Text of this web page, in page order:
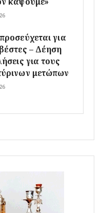
για
– Δέηση
για τους
μετώπων